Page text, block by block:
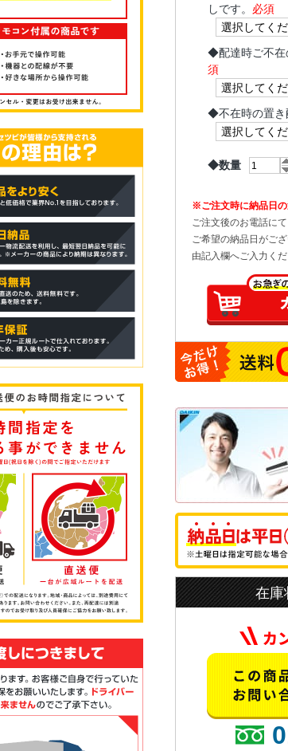
しです。 必須
◆配達時ご不在
須
◆不在時の置き
◆数量
※ご注文時に納品日
ご注文後のお電話に
ご希望の納品日がご
由記入欄へご入力くだ
在庫